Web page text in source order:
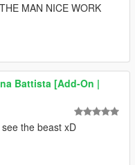
MAN NICE WORK
Battista [Add-On |
the beast xD